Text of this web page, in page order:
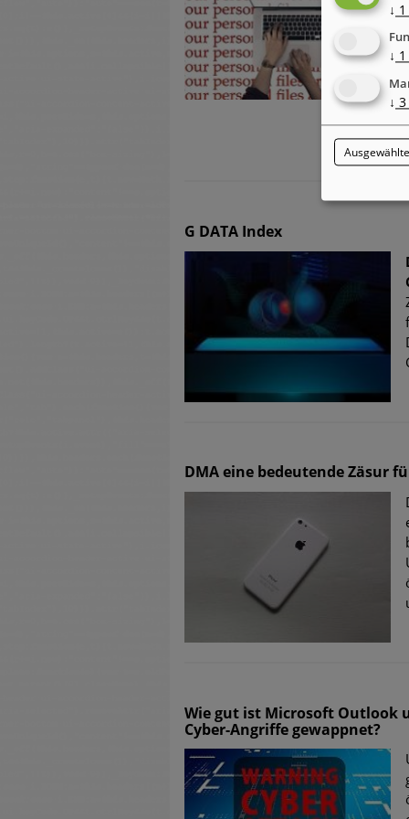
G DATA Index
DMA eine bedeutende Zäsur
Wie gut ist Microsoft Outlook
Cyber-Angriffe gewappnet?
↓ 1
↓ 1
↓ 3